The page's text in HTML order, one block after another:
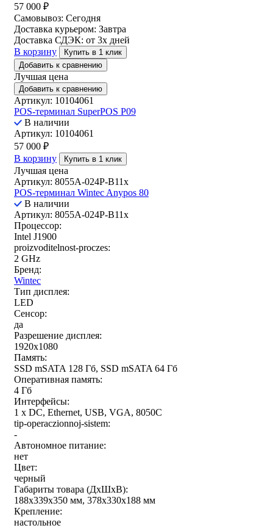
57 000 ₽
Самовывоз: Сегодня
Доставка курьером: Завтра
Доставка СДЭК: от 3х дней
В корзину
Купить в 1 клик
Добавить к сравнению
Лучшая цена
Добавить к сравнению
Артикул: 10104061
POS-терминал SuperPOS P09
В наличии
Артикул: 10104061
57 000 ₽
В корзину
Купить в 1 клик
Лучшая цена
Артикул: 8055A-024P-B11x
POS-терминал Wintec Anypos 80
В наличии
Артикул: 8055A-024P-B11x
Процессор:
Intel J1900
proizvoditelnost-proczes:
2 GHz
Бренд:
Wintec
Тип дисплея:
LED
Сенсор:
да
Разрешение дисплея:
1920x1080
Память:
SSD mSATA 128 Гб, SSD mSATA 64 Гб
Оперативная память:
4 Гб
Интерфейсы:
1 x DC, Ethernet, USB, VGA, 8050С
tip-operaczionnoj-sistem:
-
Автономное питание:
нет
Цвет:
черный
Габариты товара (ДxШxВ):
188x339x350 мм, 378х330х188 мм
Крепление:
настольное